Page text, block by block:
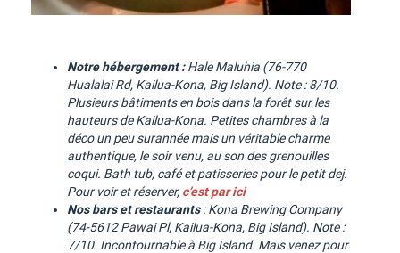
Notre hébergement :Hale Maluhia (76-770
Hualalai Rd, Kailua-Kona, Big Island). Note : 8/10.
Plusieurs bâtiments en bois dans la forêt sur les
hauteurs de Kailua-Kona. Petites chambres à la
déco un peu surannée mais un véritable charme
authentique, le soir venu, au son des grenouilles
coqui. Bath tub, café et patisseries pour le petit dej.
Pour voir et réserver, c’est par ici
Nos bars et restaurants: Kona Brewing Company
(74-5612 Pawai Pl, Kailua-Kona, Big Island). Note :
7/10. Incontournable à Big Island. Mais venez pour